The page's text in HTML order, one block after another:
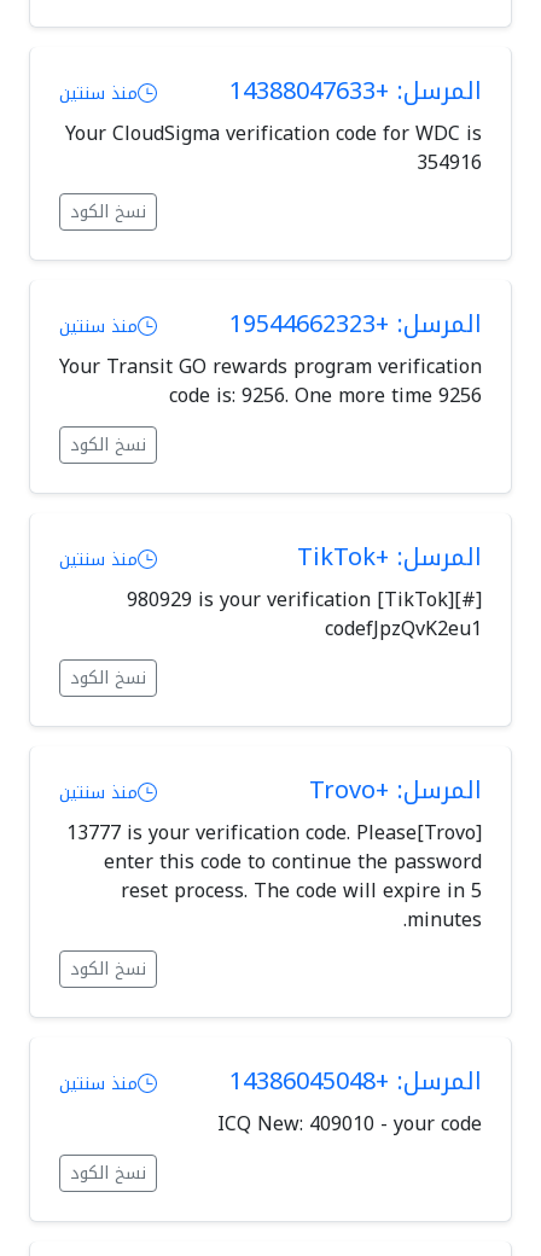
المرسل: +14388047633 منذ سنتين
Your CloudSigma verification code for WDC is
354916
نسخ الكود
المرسل: +19544662323 منذ سنتين
Your Transit GO rewards program verification
code is: 9256. One more time 9256
نسخ الكود
المرسل: +TikTok منذ سنتين
[#][TikTok] 980929 is your verification
codefJpzQvK2eu1
نسخ الكود
المرسل: +Trovo منذ سنتين
[Trovo]13777 is your verification code. Please
enter this code to continue the password
reset process. The code will expire in 5
minutes.
نسخ الكود
المرسل: +14386045048 منذ سنتين
ICQ New: 409010 - your code
نسخ الكود